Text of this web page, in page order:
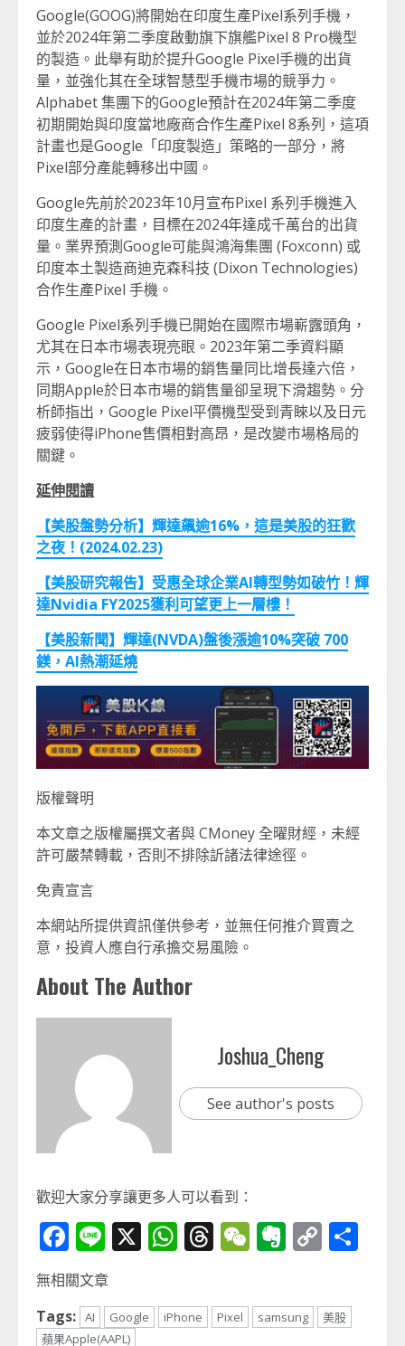
Google(GOOG)將開始在印度生產Pixel系列手機，
並於2024年第二季度啟動旗下旗艦Pixel 8 Pro機型
的製造。此舉有助於提升Google Pixel手機的出貨
量，並強化其在全球智慧型手機市場的競爭力。
Alphabet 集團下的Google預計在2024年第二季度
初期開始與印度當地廠商合作生產Pixel 8系列，這項
計畫也是Google「印度製造」策略的一部分，將
Pixel部分產能轉移出中國。
Google先前於2023年10月宣布Pixel 系列手機進入
印度生產的計畫，目標在2024年達成千萬台的出貨
量。業界預測Google可能與鴻海集團 (Foxconn) 或
印度本土製造商迪克森科技 (Dixon Technologies)
合作生產Pixel 手機。
Google Pixel系列手機已開始在國際市場嶄露頭角，
尤其在日本市場表現亮眼。2023年第二季資料顯
示，Google在日本市場的銷售量同比增長達六倍，
同期Apple於日本市場的銷售量卻呈現下滑趨勢。分
析師指出，Google Pixel平價機型受到青睞以及日元
疲弱使得iPhone售價相對高昂，是改變市場格局的
關鍵。
延伸閱讀
【美股盤勢分析】輝達飆逾16% ，這是美股的狂歡
之夜！(2024.02.23)
【美股研究報告】受惠全球企業AI轉型勢如破竹！輝
達Nvidia FY2025獲利可望更上一層樓！
【美股新聞】輝達(NVDA)盤後漲逾10%突破 700
鎂，AI熱潮延燒
版權聲明
本文章之版權屬撰文者與 CMoney 全曜財經，未經
許可嚴禁轉載，否則不排除訢諸法律途徑。
免責宣言
本網站所提供資訊僅供參考，並無任何推介買賣之
意，投資人應自行承擔交易風險。
About The Author
Joshua_Cheng
See author's posts
歡迎大家分享讓更多人可以看到：
Facebook
Line
X WhatsApp
Threads
WeChat
Evernote
Copy
無相關文章
Tags: AI Google iPhone Pixel samsung
美股
蘋果Apple(AAPL)